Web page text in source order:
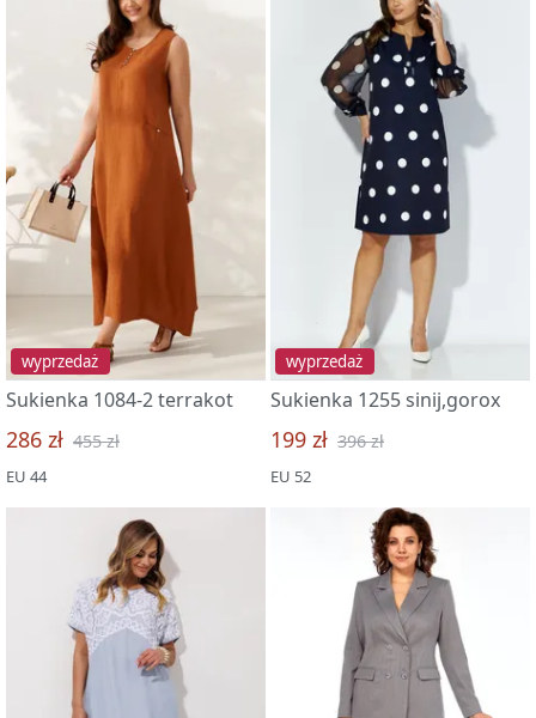
wyprzedaż
Sukienka 1084-2 terrakot
286 zł 455 zł
EU 44
wyprzedaż
Sukienka 1255 sinij,gorox
199 zł 396 zł
EU 52